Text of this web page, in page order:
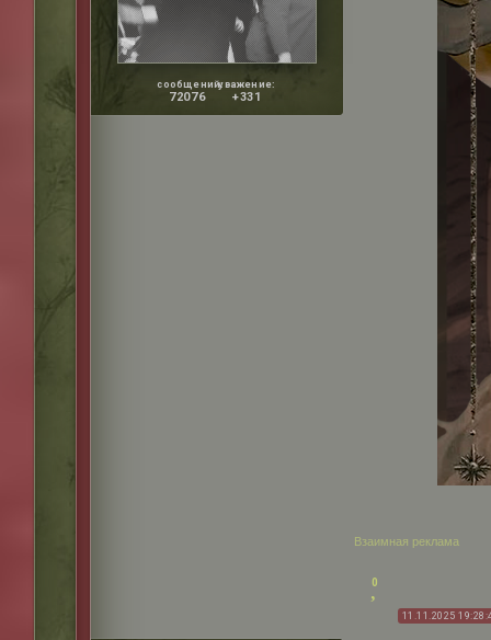
сообщений:
72076
уважение:
+331
Взаимная реклама
0
11.11.2025